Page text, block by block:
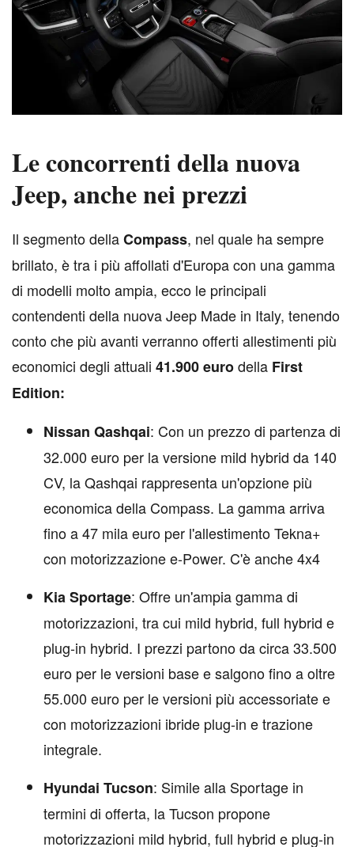
Le concorrenti della nuova
Jeep, anche nei prezzi
Il segmento dellaCompass, nel quale ha sempre
brillato, è tra i più affollati d'Europa con una gamma
di modelli molto ampia, ecco le principali
contendenti della nuova Jeep Made in Italy, tenendo
conto che più avanti verranno offerti allestimenti più
economici degli attuali 41.900 eurodella First
Edition:
Nissan Qashqai: Con un prezzo di partenza di
32.000 euro per la versione mild hybrid da 140
CV, la Qashqai rappresenta un'opzione più
economica della Compass. La gamma arriva
fino a 47 mila euro per l'allestimento Tekna+
con motorizzazione e-Power. C'è anche 4x4
Kia Sportage: Offre un'ampia gamma di
motorizzazioni, tra cui mild hybrid, full hybrid e
plug-in hybrid. I prezzi partono da circa 33.500
euro per le versioni base e salgono fino a oltre
55.000 euro per le versioni più accessoriate e
con motorizzazioni ibride plug-in e trazione
integrale.
Hyundai Tucson: Simile alla Sportage in
termini di offerta, la Tucson propone
motorizzazioni mild hybrid, full hybrid e plug-in